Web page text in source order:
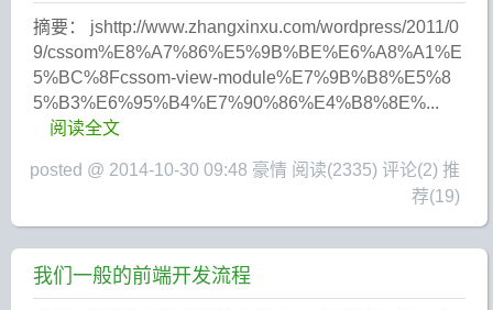
摘要： jshttp://www.zhangxinxu.com/wordpress/2011/0
9/cssom%E8%A7%86%E5%9B%BE%E6%A8%A1%E
5%BC%8Fcssom-view-module%E7%9B%B8%E5%8
5%B3%E6%95%B4%E7%90%86%E4%B8%8E%...
阅读全文
posted @ 2014-10-30 09:48 豪情 阅读(2335) 评论(2) 推
荐(19)
我们一般的前端开发流程